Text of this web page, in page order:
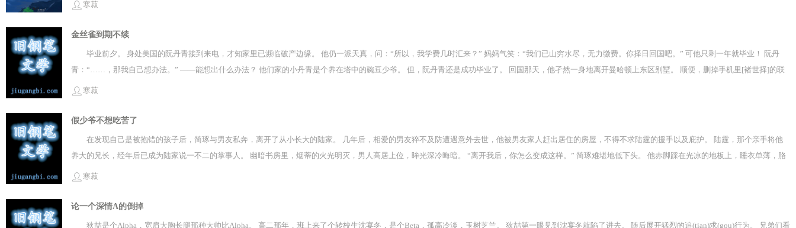
寒菽
金丝雀到期不续
毕业前夕。 身处美国的阮丹青接到来电，才知家里已濒临破产边缘。 他仍一派天真，问：“所以，我学费几时汇来？” 妈妈气笑：“我们已山穷水尽，无力缴费。你择日回国吧。” 可他只剩一年就毕业！ 阮丹
青：“……，那我自己想办法。” ——能想出什么办法？ 他们家的小丹青是个养在塔中的豌豆少爷。 但，阮丹青还是成功毕业了。 回国那天，他孑然一身地离开曼哈顿上东区别墅。 顺便，删掉手机里[褚世择]的联
系方式。 两人聊天消息还停留在早上。 彼时，他刚被蹂躏一夜，遍身不堪；而褚世择照例毫无温存，一走了之。 阮丹青：【你这次去多久？】 褚世择：【要什么礼物自己去买。】 阮丹青：【不用了。】 隔很久，
他与褚世择，本就悬殊如云泥。 于褚世择而言，他只是个用以取乐、可有可无的小东西。 他已付出他的代价，多余的他分文不要。 那么，对他的不辞而别，想必褚世择也不会在意。
寒菽
假少爷不想吃苦了
在发现自己是被抱错的孩子后，简琢与男友私奔，离开了从小长大的陆家。 几年后，相爱的男友猝不及防遭遇意外去世，他被男友家人赶出居住的房屋，不得不求陆霆的援手以及庇护。 陆霆，那个亲手将他
养大的兄长，经年后已成为陆家说一不二的掌事人。 幽暗书房里，烟蒂的火光明灭，男人高居上位，眸光深冷晦暗。 “离开我后，你怎么变成这样。” 简琢难堪地低下头。 他赤脚踩在光凉的地板上，睡衣单薄，胳
膊上缠着未亡人的黑纱。 “过来。”陆霆捻灭香烟，朝他伸出手，“宝宝，到我这儿来。”
寒菽
论一个深情A的倒掉
狄喆是个Alpha，宽肩大胸长腿那种大帅比Alpha。 高二那年，班上来了个转校生沈宴冬，是个Beta，孤高冷淡，玉树芝兰。 狄喆第一眼见到沈宴冬就陷了进去。 随后展开猛烈的追(tian)求(gou)行为。 兄弟们看